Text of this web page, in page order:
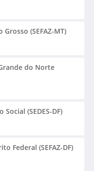
(SEFAZ-MT)
do Norte
(SEDES-DF)
Federal (SEFAZ-DF)